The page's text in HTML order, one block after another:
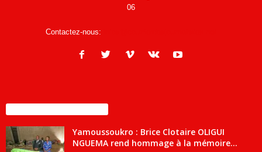
06
Contactez-nous:
Yamoussoukro : Brice Clotaire OLIGUI
NGUEMA rend hommage à la mémoire...